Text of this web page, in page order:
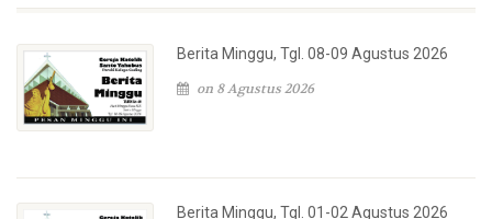
Berita Minggu, Tgl. 08-09 Agustus 2026
on 8 Agustus 2026
Berita Minggu, Tgl. 01-02 Agustus 2026